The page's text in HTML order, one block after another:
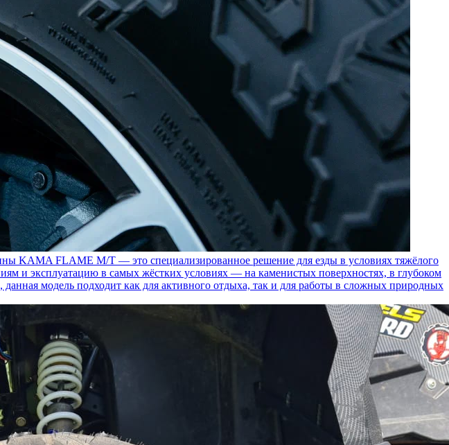
KAMA FLAME M/T — это специализированное решение для езды в условиях тяжёлого
и эксплуатацию в самых жёстких условиях — на каменистых поверхностях, в глубоком
модель подходит как для активного отдыха, так и для работы в сложных природных